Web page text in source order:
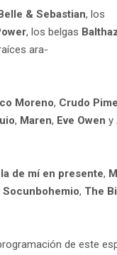
& Sebastian, los
, los belgas
ara-
Moreno, Crudo
, Maren, Eve Owen y
de mí en presente,
Socunbohemio, The
de este